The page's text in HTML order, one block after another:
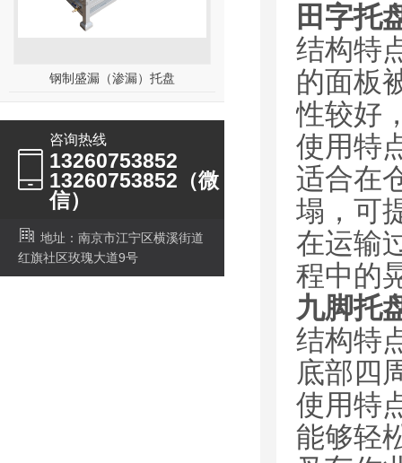
钢制盛漏（渗漏）托盘
咨询热线
13260753852
13260753852（微
信）
地址：南京市江宁区横溪街道
红旗社区玫瑰大道9号
田字托
结构特
的面板
性较好
使用特
适合在
塌，可
在运输
程中的
九脚托
结构特
底部四
使用特
能够轻